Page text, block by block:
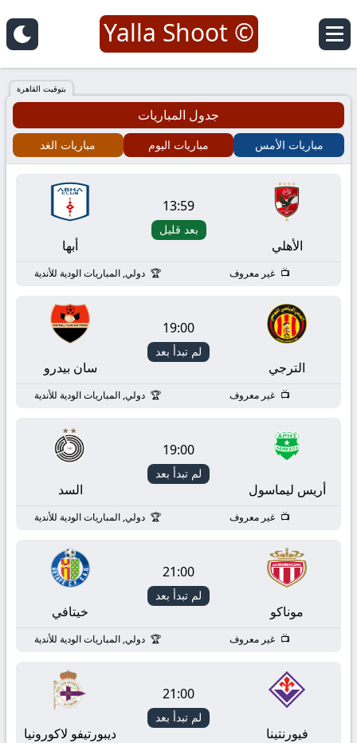
يلا
شوت
|
Yalla
Shoot
مباريات
اليوم
مباشر
yallashoot
© Yalla Shoot
بتوقيت القاهرة
جدول المباريات
مباريات الأمس مباريات اليوم مباريات الغد
الأهلي
13:59
بعد قليل
أبها
غير معروف دولي, المباريات الودية للأندية
الترجي
19:00
لم تبدأ بعد
سان بيدرو
غير معروف دولي, المباريات الودية للأندية
أريس ليماسول
19:00
لم تبدأ بعد
السد
غير معروف دولي, المباريات الودية للأندية
موناكو
21:00
لم تبدأ بعد
خيتافي
غير معروف دولي, المباريات الودية للأندية
فيورنتينا
21:00
لم تبدأ بعد
ديبورتيفو لاكورونيا